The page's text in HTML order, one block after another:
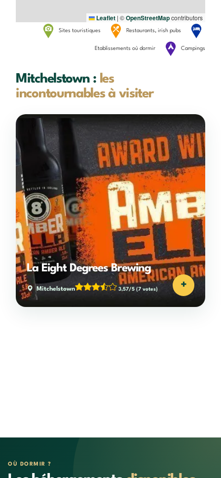
Leaflet | ©OpenStreetMapcontributors
Sites touristiques Restaurants, irish pubs
Etablissements où dormir Campings
Mitchelstown : les
incontournables à visiter
La Eight Degrees Brewing
Mitchelstown 3,57/5 (7 votes) +
OÙ DORMIR ?